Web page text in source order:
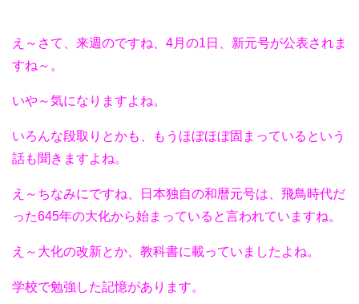
え～さて、来週のですね、4月の1日、新元号が公表されま
すね～。
いや～気になりますよね。
いろんな段取りとかも、もうほぼほぼ固まっているという
話も聞きますよね。
え～ちなみにですね、日本独自の和暦元号は、飛鳥時代だ
った645年の大化から始まっていると言われていますね。
え～大化の改新とか、教科書に載っていましたよね。
学校で勉強した記憶があります。